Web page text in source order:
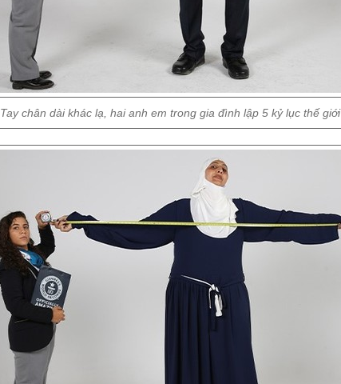
Tay chân dài khác lạ, hai anh em trong gia đình lập 5 kỷ lục thế giới